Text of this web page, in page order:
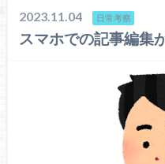
2023.11.04 日常考察
スマホでの記事編集